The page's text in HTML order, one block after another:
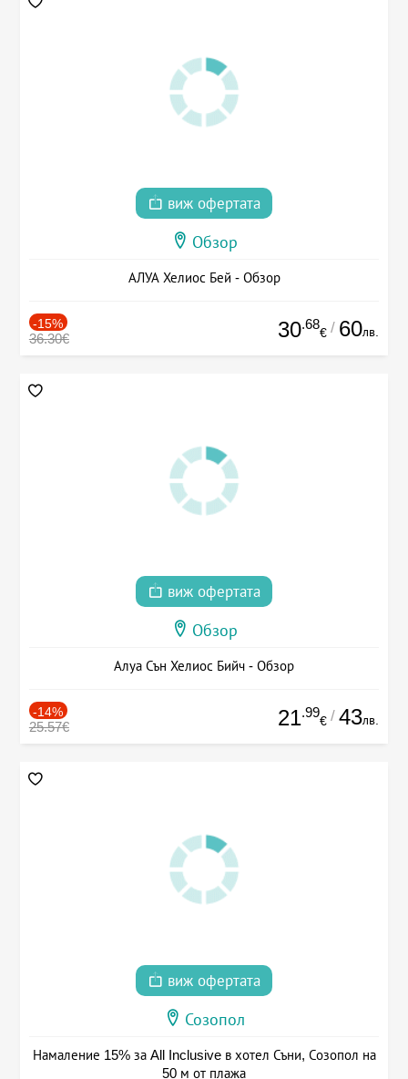
виж офертата
Обзор
АЛУА Хелиос Бей - Обзор
-15%
36.30€ 30.68
€ / 60лв.
виж офертата
Обзор
Алуа Сън Хелиос Бийч - Обзор
-14%
25.57€ 21.99
€ / 43лв.
виж офертата
Созопол
Намаление 15% за All Inclusive в хотел Съни, Созопол на
50 м от плажа